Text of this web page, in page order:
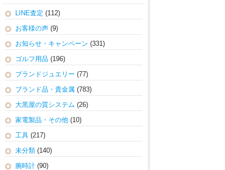
LINE査定 (112)
お客様の声 (9)
お知らせ・キャンペーン (331)
ゴルフ用品 (196)
ブランドジュエリー (77)
ブランド品・貴金属 (783)
大黒屋の質システム (26)
家電製品・その他 (10)
工具 (217)
未分類 (140)
腕時計 (90)